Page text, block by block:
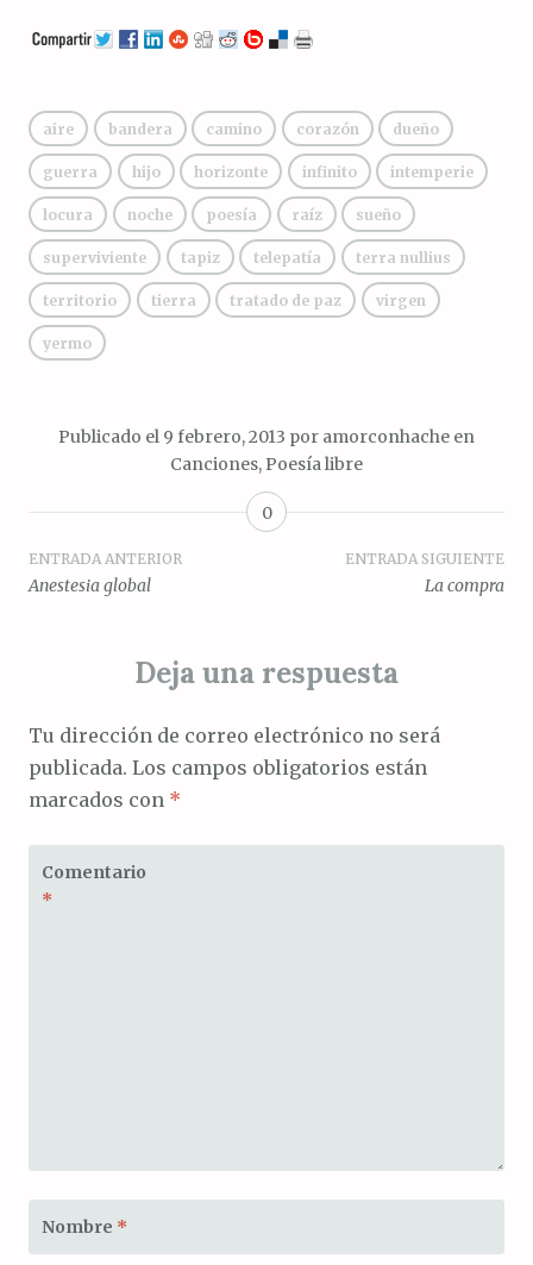
aire bandera camino corazón dueño
guerra hijo horizonte infinito intemperie
locura noche poesía raíz sueño
superviviente tapiz telepatía terra nullius
territorio tierra tratado de paz virgen
yermo
Publicado el 9 febrero, 2013 por amorconhache en
Canciones, Poesía libre
0
Navegación
entradas
ENTRADA ANTERIOR
Anestesia global
ENTRADA SIGUIENTE
La compra
Deja una respuesta
Tu dirección de correo electrónico no será
publicada. Los campos obligatorios están
marcados con *
Comentario
*
Nombre *